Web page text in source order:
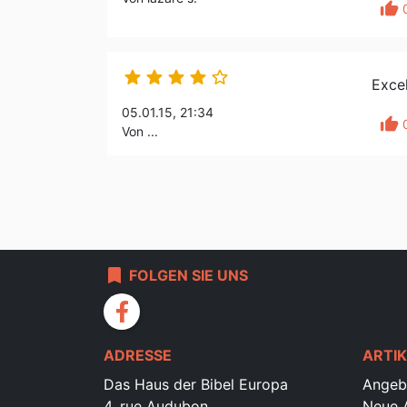
thumb_up
    
05.01.15, 21:34
Von ...
thumb_up
bookmark FOLGEN SIE UNS
facebook
ADRESSE
Das Haus der Bibel Europa